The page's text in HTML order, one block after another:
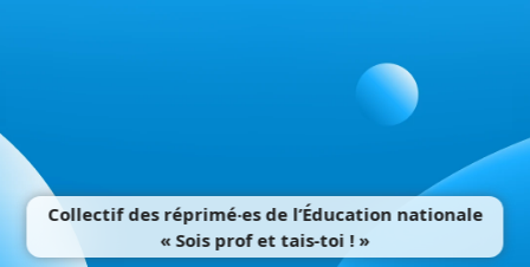
Collectif des réprimé‧es de l’Éducation nationale
« Sois prof et tais-toi ! »